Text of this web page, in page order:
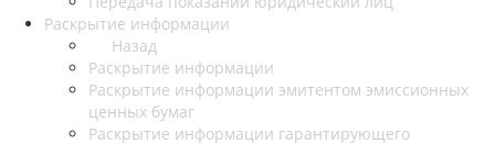
Раскрытие информации
Назад
Раскрытие информации
Раскрытие информации эмитентом эмиссионных
ценных бумаг
Раскрытие информации гарантирующего